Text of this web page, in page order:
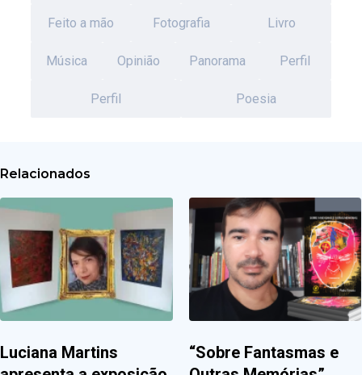
Feito a mão Fotografia Livro
Música Opinião Panorama Perfil
Perfil Poesia
Relacionados
Luciana Martins
“Sobre Fantasmas e